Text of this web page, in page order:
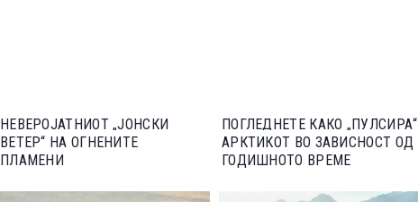
НЕВЕРОЈАТНИОТ „ЈОНСКИ
ВЕТЕР“ НА ОГНЕНИТЕ
ПЛАМЕНИ
ПОГЛЕДНЕТЕ КАКО „ПУЛСИРА“
АРКТИКОТ ВО ЗАВИСНОСТ ОД
ГОДИШНОТО ВРЕМЕ